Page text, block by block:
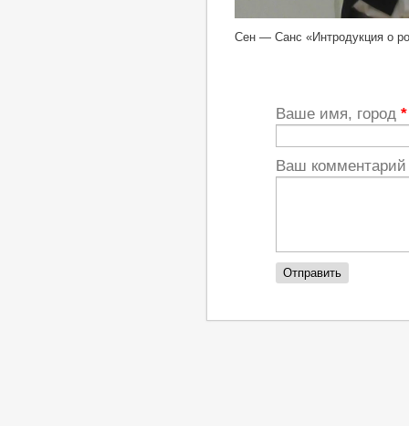
Сен — Санс «Интродукция о
Ваше имя, город *
Ваш